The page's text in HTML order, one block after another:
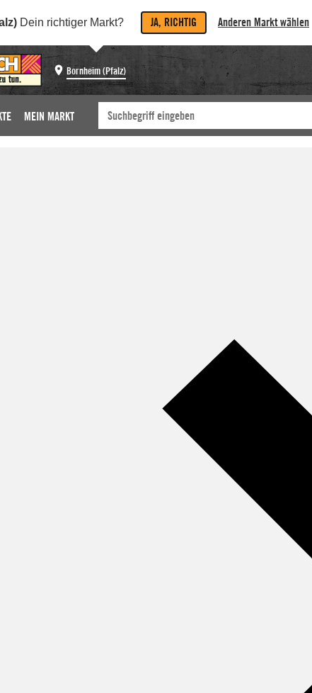
Dein richtiger Markt? JA, RICHTIG Anderen Markt wählen
Bornheim (Pfalz)
MEIN MARKT